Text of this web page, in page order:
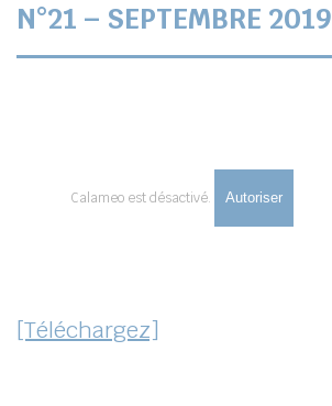
N°21 – SEPTEMBRE 2019
Calameo est désactivé. Autoriser
[Téléchargez]